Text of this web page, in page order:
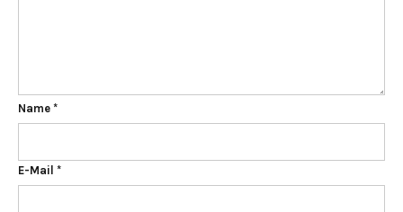
Name *
E-Mail *